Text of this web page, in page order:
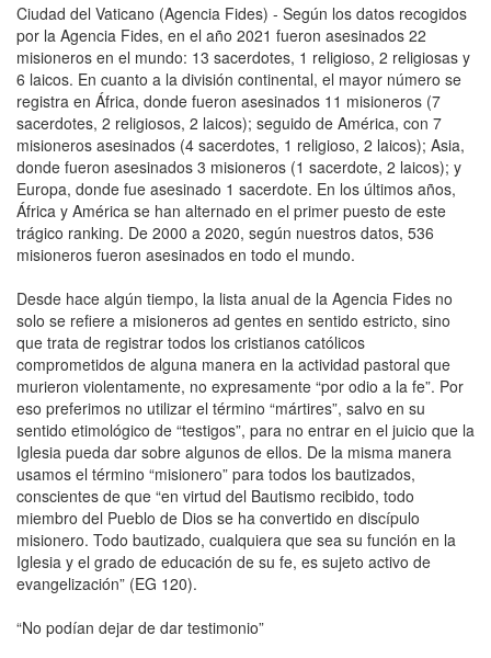
Ciudad del Vaticano (Agencia Fides) - Según los datos recogidos
por la Agencia Fides, en el año 2021 fueron asesinados 22
misioneros en el mundo: 13 sacerdotes, 1 religioso, 2 religiosas y
6 laicos. En cuanto a la división continental, el mayor número se
registra en África, donde fueron asesinados 11 misioneros (7
sacerdotes, 2 religiosos, 2 laicos); seguido de América, con 7
misioneros asesinados (4 sacerdotes, 1 religioso, 2 laicos); Asia,
donde fueron asesinados 3 misioneros (1 sacerdote, 2 laicos); y
Europa, donde fue asesinado 1 sacerdote. En los últimos años,
África y América se han alternado en el primer puesto de este
trágico ranking. De 2000 a 2020, según nuestros datos, 536
misioneros fueron asesinados en todo el mundo.
Desde hace algún tiempo, la lista anual de la Agencia Fides no
solo se refiere a misioneros ad gentes en sentido estricto, sino
que trata de registrar todos los cristianos católicos
comprometidos de alguna manera en la actividad pastoral que
murieron violentamente, no expresamente “por odio a la fe”. Por
eso preferimos no utilizar el término “mártires”, salvo en su
sentido etimológico de “testigos”, para no entrar en el juicio que la
Iglesia pueda dar sobre algunos de ellos. De la misma manera
usamos el término “misionero” para todos los bautizados,
conscientes de que “en virtud del Bautismo recibido, todo
miembro del Pueblo de Dios se ha convertido en discípulo
misionero. Todo bautizado, cualquiera que sea su función en la
Iglesia y el grado de educación de su fe, es sujeto activo de
evangelización” (EG 120).
“No podían dejar de dar testimonio”